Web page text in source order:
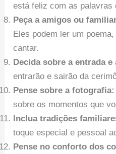
está feliz com as palavras
Peça a amigos ou
Eles podem ler um
cantar.
Decida sobre a entrada e
entrarão e sairão da
Pense sobre a fotografia:
sobre os momentos que
Inclua tradições
toque especial e pessoal
Pense no conforto dos